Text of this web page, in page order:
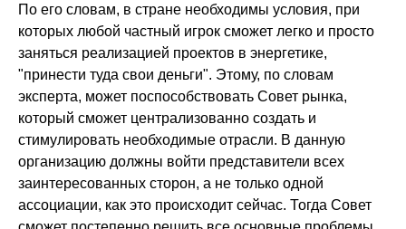
По его словам, в стране необходимы условия, при
которых любой частный игрок сможет легко и просто
заняться реализацией проектов в энергетике,
"принести туда свои деньги". Этому, по словам
эксперта, может поспособствовать Совет рынка,
который сможет централизованно создать и
стимулировать необходимые отрасли. В данную
организацию должны войти представители всех
заинтересованных сторон, а не только одной
ассоциации, как это происходит сейчас. Тогда Совет